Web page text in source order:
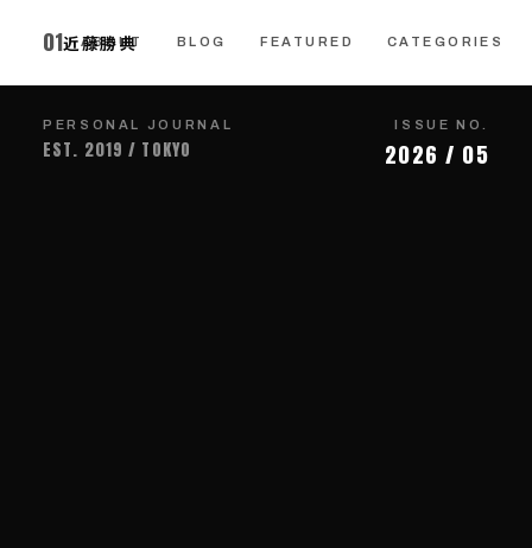
01近藤勝典
ABOUT BLOG FEATURED CATEGORIES
CONTACT
01近藤勝典
ABOUT BLOG FEATURED CATEGORIES
CONTACT
PERSONAL JOURNAL
EST. 2019 / TOKYO
ISSUE NO.
2026 / 05